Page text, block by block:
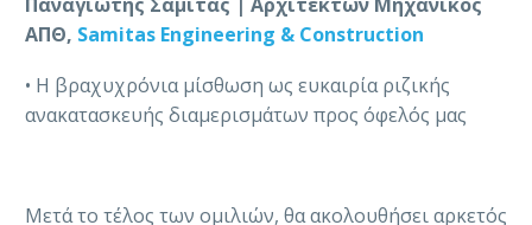
ΑΠΘ, Samitas Engineering & Construction
• Η βραχυχρόνια μίσθωση ως ευκαιρία ριζικής
ανακατασκευής διαμερισμάτων προς όφελός μας
Μετά το τέλος των ομιλιών, θα ακολουθήσει αρκετός